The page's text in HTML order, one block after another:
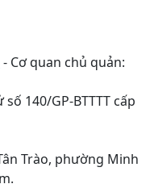
- Cơ quan chủ quản:
140/GP-BTTTT cấp
Trào, phường Minh